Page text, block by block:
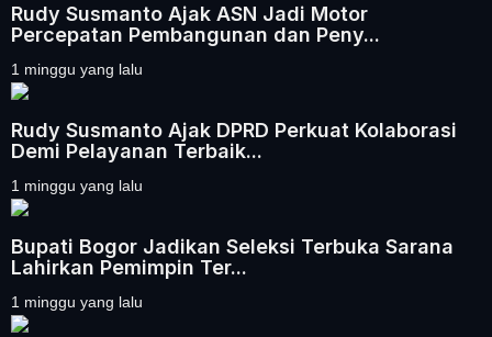
Rudy Susmanto Ajak ASN Jadi Motor
Percepatan Pembangunan dan Peny...
1 minggu yang lalu
Rudy Susmanto Ajak DPRD Perkuat Kolaborasi
Demi Pelayanan Terbaik...
1 minggu yang lalu
Bupati Bogor Jadikan Seleksi Terbuka Sarana
Lahirkan Pemimpin Ter...
1 minggu yang lalu